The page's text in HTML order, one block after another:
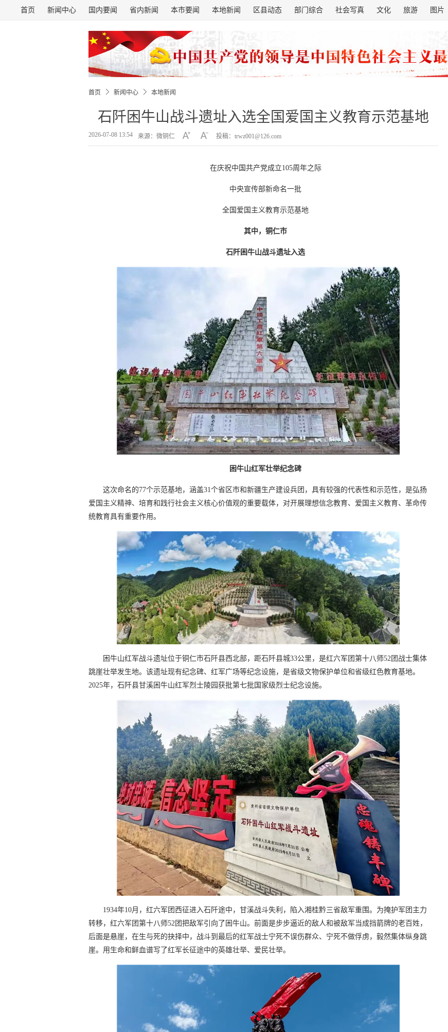
首页 新闻中心 国内要闻 省内新闻 本市要闻 本地新闻 区县动态 部门综合 社会写真 文化 旅游 图片
首页 新闻中心 本地新闻
石阡困牛山战斗遗址入选全国爱国主义教育示范基地
2026-07-08 13:54 来源：微铜仁 投稿：trwz001@126.com
在庆祝中国共产党成立105周年之际
中央宣传部新命名一批
全国爱国主义教育示范基地
其中，铜仁市
石阡困牛山战斗遗址入选
困牛山红军壮举纪念碑
这次命名的77个示范基地，涵盖31个省区市和新疆生产建设兵团，具有较强的代表性和示范性，是弘扬
爱国主义精神、培育和践行社会主义核心价值观的重要载体，对开展理想信念教育、爱国主义教育、革命传
统教育具有重要作用。
困牛山红军战斗遗址位于铜仁市石阡县西北部，距石阡县城33公里，是红六军团第十八师52团战士集体
跳崖壮举发生地。该遗址现有纪念碑、红军广场等纪念设施，是省级文物保护单位和省级红色教育基地。
2025年，石阡县甘溪困牛山红军烈士陵园获批第七批国家级烈士纪念设施。
1934年10月，红六军团西征进入石阡途中，甘溪战斗失利，陷入湘桂黔三省敌军重围。为掩护军团主力
转移，红六军团第十八师52团把敌军引向了困牛山。前面是步步逼近的敌人和被敌军当成挡箭牌的老百姓，
后面是悬崖，在生与死的抉择中，战斗到最后的红军战士宁死不误伤群众、宁死不做俘虏，毅然集体纵身跳
崖。用生命和鲜血谱写了红军长征途中的英雄壮举、爱民壮举。